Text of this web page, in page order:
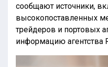
сообщают источники,
высокопоставленных
трейдеров и портовых
информацию агентства